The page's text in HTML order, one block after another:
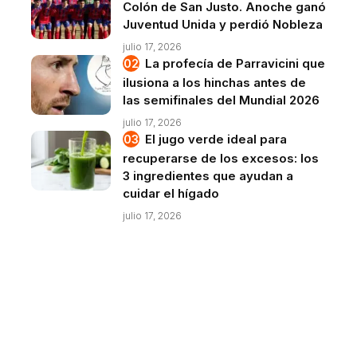
Colón de San Justo. Anoche ganó
Juventud Unida y perdió Nobleza
julio 17, 2026
La profecía de Parravicini que
ilusiona a los hinchas antes de
las semifinales del Mundial 2026
julio 17, 2026
El jugo verde ideal para
recuperarse de los excesos: los
3 ingredientes que ayudan a
cuidar el hígado
julio 17, 2026